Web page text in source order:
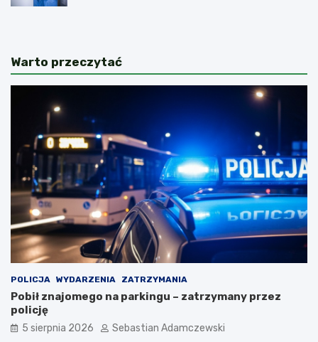
Warto przeczytać
POLICJA WYDARZENIA ZATRZYMANIA
Pobił znajomego na parkingu – zatrzymany przez
policję
5 sierpnia 2026 Sebastian Adamczewski